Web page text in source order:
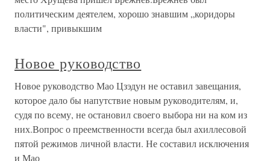
политическим деятелем, хорошо знавшим „коридоры
власти", привыкшим
Новое руководство
Новое руководство Мао Цзэдун не оставил завещания,
которое дало бы напутствие новым руководителям, и,
судя по всему, не остановил своего выбора ни на ком из
них.Вопрос о преемственности всегда был ахиллесовой
пятой режимов личной власти. Не составил исключения
и Мао